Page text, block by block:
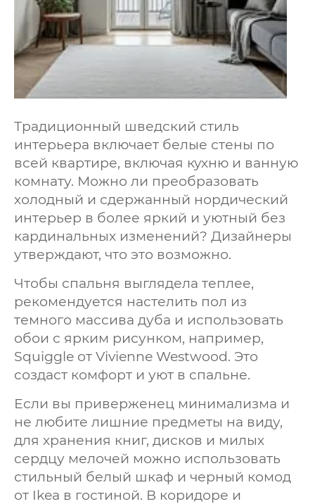
Традиционный шведский стиль
интерьера включает белые стены по
всей квартире, включая кухню и ванную
комнату. Можно ли преобразовать
холодный и сдержанный нордический
интерьер в более яркий и уютный без
кардинальных изменений? Дизайнеры
утверждают, что это возможно.
Чтобы спальня выглядела теплее,
рекомендуется настелить пол из
темного массива дуба и использовать
обои с ярким рисунком, например,
Squiggle от Vivienne Westwood. Это
создаст комфорт и уют в спальне.
Если вы приверженец минимализма и
не любите лишние предметы на виду,
для хранения книг, дисков и милых
сердцу мелочей можно использовать
стильный белый шкаф и черный комод
от Ikea в гостиной. В коридоре и